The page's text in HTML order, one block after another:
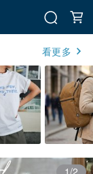
看更多
1/2